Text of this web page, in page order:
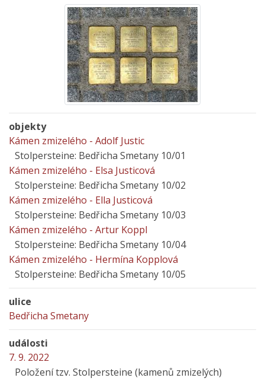
objekty
Kámen zmizelého - Adolf Justic
Stolpersteine: Bedřicha Smetany 10/01
Kámen zmizelého - Elsa Justicová
Stolpersteine: Bedřicha Smetany 10/02
Kámen zmizelého - Ella Justicová
Stolpersteine: Bedřicha Smetany 10/03
Kámen zmizelého - Artur Koppl
Stolpersteine: Bedřicha Smetany 10/04
Kámen zmizelého - Hermína Kopplová
Stolpersteine: Bedřicha Smetany 10/05
ulice
Bedřicha Smetany
události
7. 9. 2022
Položení tzv. Stolpersteine (kamenů zmizelých)